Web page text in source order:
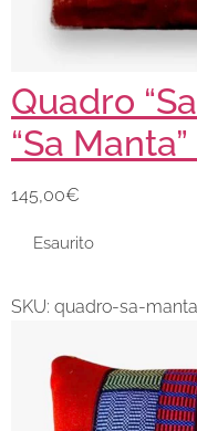
Quadro
“Sa
145,00€
Esaurito
SKU: quadro-sa-